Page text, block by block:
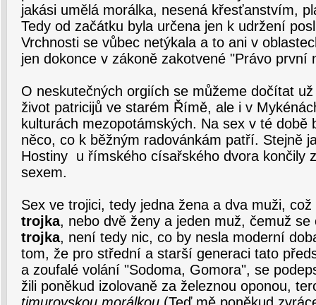
jakási umělá morálka, nesená křesťanstvím,
Tedy od začátku byla určena jen k udržení
Vrchnosti se vůbec netýkala a to ani v
jen dokonce v zákoně zakotvené "Právo první
O neskutečných orgiích se můžeme dočítat
život patricijů ve starém Římě, ale i v
kulturách mezopotámských. Na sex v té době
něco, co k běžným radovánkám patří. Stejně
Hostiny u římského císařského dvora končily
sexem.
Sex ve trojici, tedy jedna žena a dva muži,
trojka, nebo dvě ženy a jeden muž, čemuž
trojka, není tedy nic, co by nesla moderní
tom, že pro střední a starší generaci tato
a zoufalé volání "Sodoma, Gomora", se
žili poněkud izolovaně za železnou oponou,